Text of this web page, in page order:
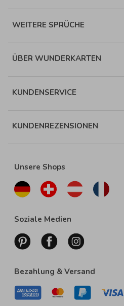
WEITERE SPRÜCHE
ÜBER WUNDERKARTEN
KUNDENSERVICE
KUNDENREZENSIONEN
Unsere Shops
Soziale Medien
Bezahlung & Versand